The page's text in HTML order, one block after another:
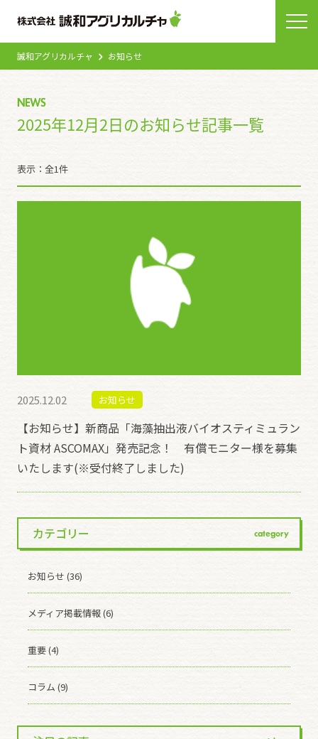
誠和アグリカルチャ お知らせ
NEWS
2025年12月2日のお知らせ記事一覧
表示：全1件
2025.12.02 お知らせ
【お知らせ】新商品「海藻抽出液バイオスティミュラン
ト資材 ASCOMAX」発売記念！ 有償モニター様を募集
いたします(※受付終了しました)
カテゴリー category
お知らせ (36)
メディア掲載情報 (6)
重要 (4)
コラム (9)